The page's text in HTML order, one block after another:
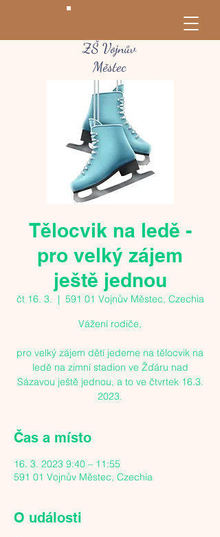
ZŠ Vojnův
Městec
Tělocvik na ledě -
pro velký zájem
ještě jednou
čt 16. 3.
  |
591 01 Vojnův Městec, Czechia
Vážení rodiče,
pro velký zájem dětí jedeme na tělocvik na
ledě na zimní stadion ve Žďáru nad
Sázavou ještě jednou, a to ve čtvrtek 16.3.
Čas a místo
16. 3. 2023 9:40 – 11:55
591 01 Vojnův Městec, Czechia
O události